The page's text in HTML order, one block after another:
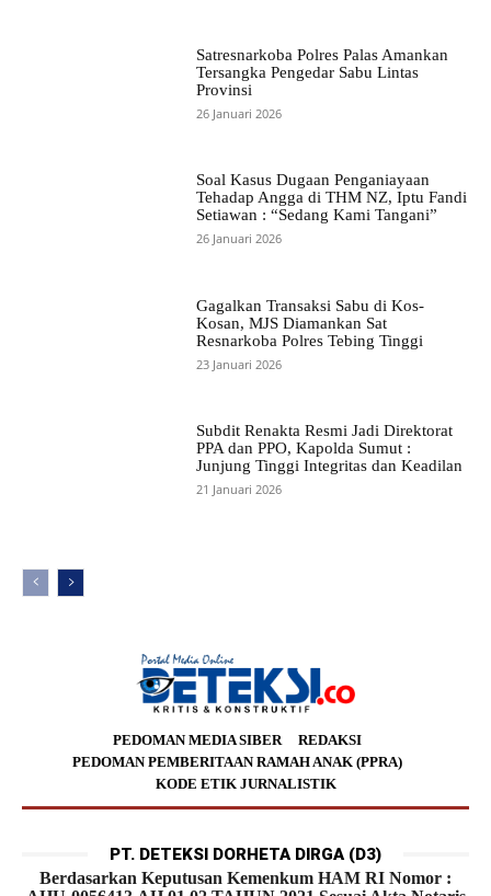
Satresnarkoba Polres Palas Amankan
Tersangka Pengedar Sabu Lintas
Provinsi
26 Januari 2026
Soal Kasus Dugaan Penganiayaan
Tehadap Angga di THM NZ, Iptu Fandi
Setiawan : “Sedang Kami Tangani”
26 Januari 2026
Gagalkan Transaksi Sabu di Kos-
Kosan, MJS Diamankan Sat
Resnarkoba Polres Tebing Tinggi
23 Januari 2026
Subdit Renakta Resmi Jadi Direktorat
PPA dan PPO, Kapolda Sumut :
Junjung Tinggi Integritas dan Keadilan
21 Januari 2026
PEDOMAN MEDIA SIBER
REDAKSI
PEDOMAN PEMBERITAAN RAMAH ANAK (PPRA)
KODE ETIK JURNALISTIK
PT. DETEKSI DORHETA DIRGA (D3)
Berdasarkan Keputusan Kemenkum HAM RI Nomor :